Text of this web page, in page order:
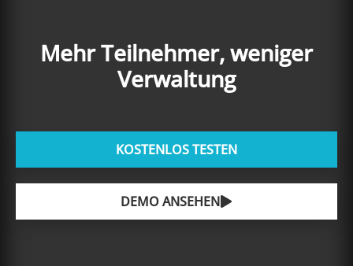
Mehr Teilnehmer, weniger
Verwaltung
KOSTENLOS TESTEN
DEMO ANSEHEN